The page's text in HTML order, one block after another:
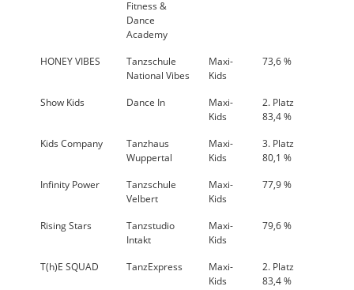
Fitness &
Dance
Academy
HONEY VIBES
Tanzschule
National Vibes
Maxi-
Kids
73,6 %
Show Kids Dance In
Maxi-
Kids
2. Platz
83,4 %
Kids Company
Tanzhaus
Wuppertal
Maxi-
Kids
3. Platz
80,1 %
Infinity Power
Tanzschule
Velbert
Maxi-
Kids
77,9 %
Rising Stars
Tanzstudio
Intakt
Maxi-
Kids
79,6 %
T(h)E SQUAD TanzExpress
Maxi-
Kids
2. Platz
83,4 %